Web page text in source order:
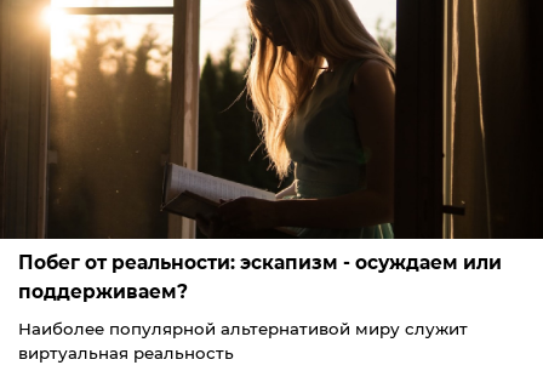
Побег от реальности: эскапизм - осуждаем или
поддерживаем?
Наиболее популярной альтернативой миру служит
виртуальная реальность